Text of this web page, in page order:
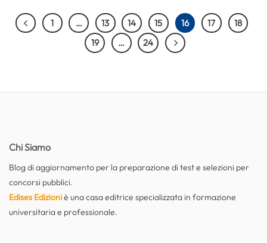
1 … 13 14 15 16 17
18
19
… 24
Chi Siamo
Blog di aggiornamento per la preparazione di test e selezioni per
concorsi pubblici.
Edises Edizioniè una casa editrice specializzata in formazione
universitaria e professionale.